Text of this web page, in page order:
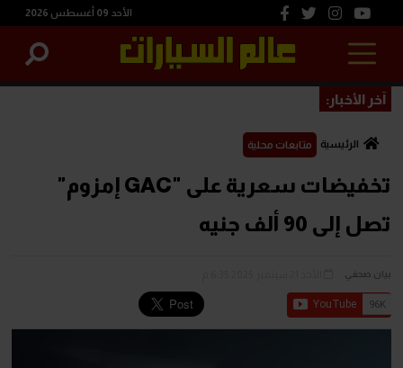
الأحد 09 أغسطس 2026
آخر الأخبار:
الرئيسية متابعات محلية
تخفيضات سعرية على "GAC إمزوم"
تصل إلى 90 ألف جنيه
بيان صحفي